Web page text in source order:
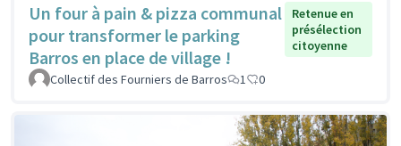
Un four à pain & pizza communal
pour transformer le parking
Barros en place de village !
Retenue en
présélection
citoyenne
Collectif des Fourniers de Barros 1 0